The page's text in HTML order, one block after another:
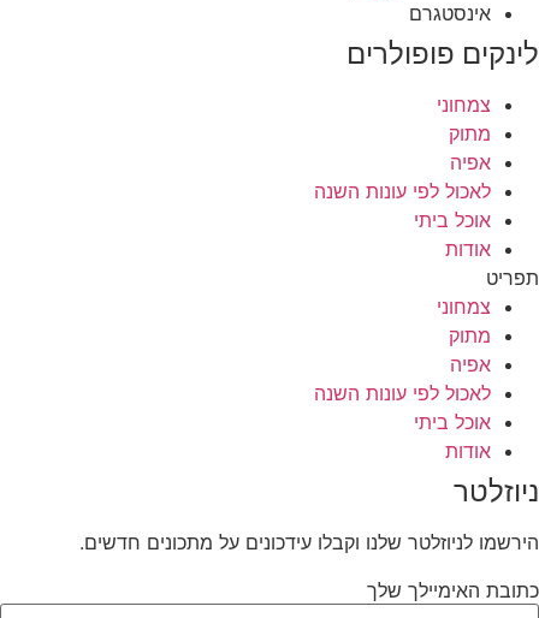
אינסטגרם
לינקים פופולרים
צמחוני
מתוק
אפיה
לאכול לפי עונות השנה
אוכל ביתי
אודות
תפריט
צמחוני
מתוק
אפיה
לאכול לפי עונות השנה
אוכל ביתי
אודות
ניוזלטר
הירשמו לניוזלטר שלנו וקבלו עידכונים על מתכונים חדשים.
כתובת האימיילך שלך